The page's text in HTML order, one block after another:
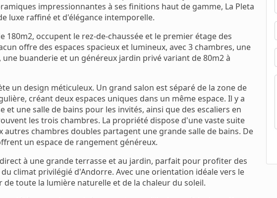
impressionnantes à ses finitions haut de gamme, La Pleta
luxe raffiné et d'élégance intemporelle.
180m2, occupent le rez-de-chaussée et le premier étage des
offre des espaces spacieux et lumineux, avec 3 chambres, une
buanderie et un généreux jardin privé variant de 80m2 à
un design méticuleux. Un grand salon est séparé de la zone de
créant deux espaces uniques dans un même espace. Il y a
et une salle de bains pour les invités, ainsi que des escaliers en
les trois chambres. La propriété dispose d'une vaste suite
autres chambres doubles partagent une grande salle de bains. De
un espace de rangement généreux.
à une grande terrasse et au jardin, parfait pour profiter des
climat privilégié d'Andorre. Avec une orientation idéale vers le
toute la lumière naturelle et de la chaleur du soleil.